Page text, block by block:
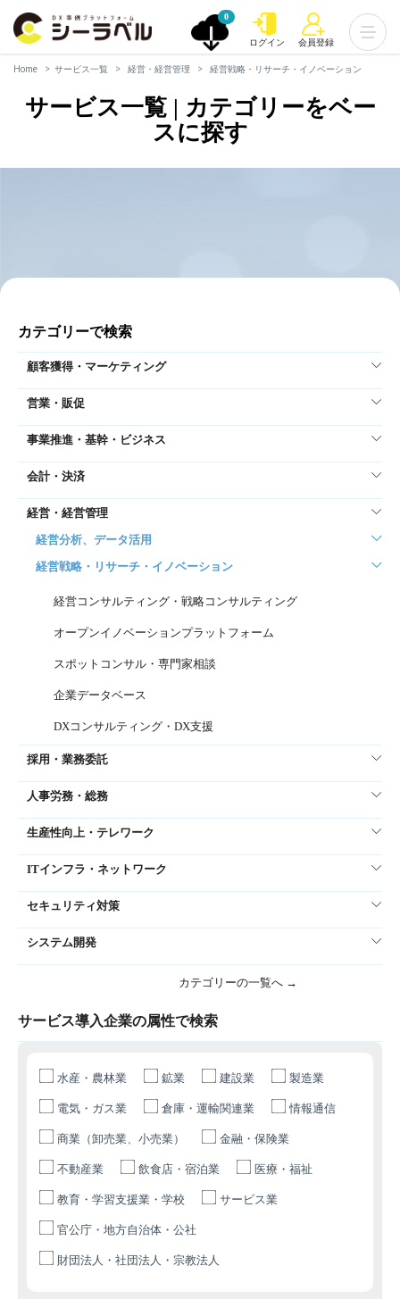
0
ログイン 会員登録
Home サービス一覧 経営・経営管理 経営戦略・リサーチ・イノベーション
サービス一覧 | カテゴリーをベー
スに探す
カテゴリーで検索
顧客獲得・マーケティング
営業・販促
事業推進・基幹・ビジネス
会計・決済
経営・経営管理
経営分析、データ活用
経営戦略・リサーチ・イノベーション
経営コンサルティング・戦略コンサルティング
オープンイノベーションプラットフォーム
スポットコンサル・専門家相談
企業データベース
DXコンサルティング・DX支援
採用・業務委託
人事労務・総務
生産性向上・テレワーク
ITインフラ・ネットワーク
セキュリティ対策
システム開発
カテゴリーの一覧へ →
サービス導入企業の属性で検索
水産・農林業 鉱業 建設業 製造業
電気・ガス業 倉庫・運輸関連業 情報通信
商業（卸売業、小売業） 金融・保険業
不動産業 飲食店・宿泊業 医療・福祉
教育・学習支援業・学校 サービス業
官公庁・地方自治体・公社
財団法人・社団法人・宗教法人